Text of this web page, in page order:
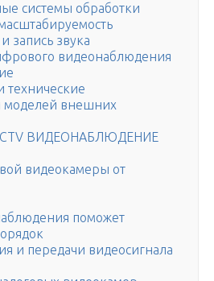
системы обработки
запись звука
видеонаблюдения
технические
моделей внешних
ВИДЕОНАБЛЮДЕНИЕ
видеокамеры от
поможет
и передачи видеосигнала